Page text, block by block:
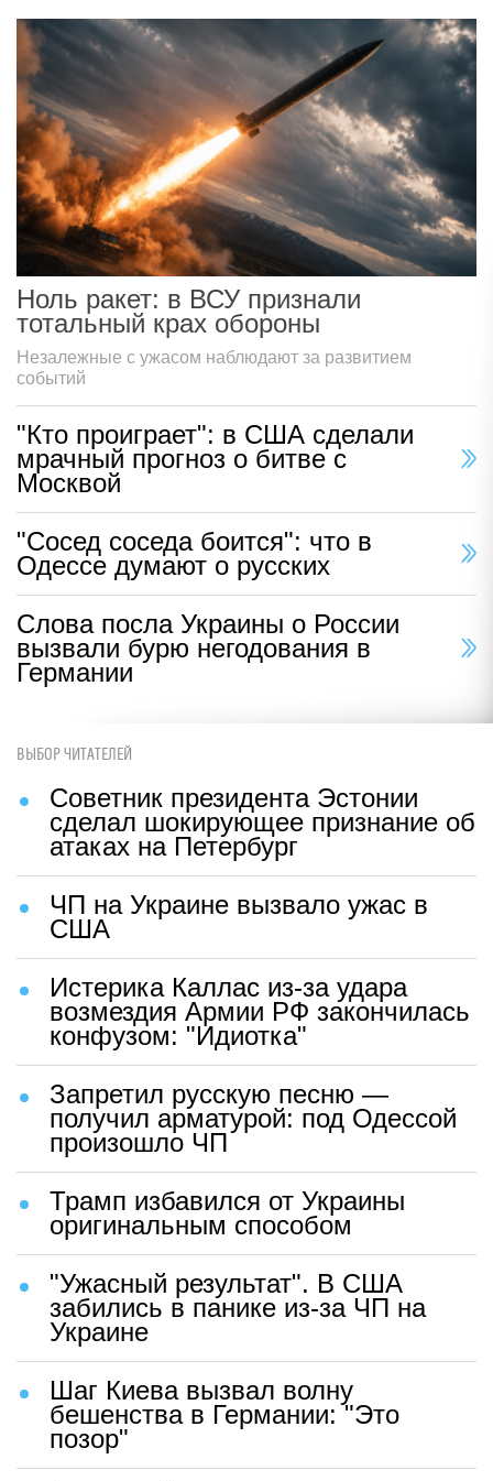
Ноль ракет: в ВСУ признали
тотальный крах обороны
Незалежные с ужасом наблюдают за развитием
событий
"Кто проиграет": в США сделали
мрачный прогноз о битве с
Москвой
"Сосед соседа боится": что в
Одессе думают о русских
Слова посла Украины о России
вызвали бурю негодования в
Германии
ВЫБОР ЧИТАТЕЛЕЙ
Советник президента Эстонии
сделал шокирующее признание об
атаках на Петербург
ЧП на Украине вызвало ужас в
США
Истерика Каллас из-за удара
возмездия Армии РФ закончилась
конфузом: "Идиотка"
Запретил русскую песню —
получил арматурой: под Одессой
произошло ЧП
Трамп избавился от Украины
оригинальным способом
"Ужасный результат". В США
забились в панике из-за ЧП на
Украине
Шаг Киева вызвал волну
бешенства в Германии: "Это
позор"